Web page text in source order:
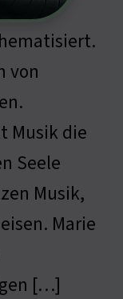
von
Musik die
Seele
Musik,
Marie
[…]